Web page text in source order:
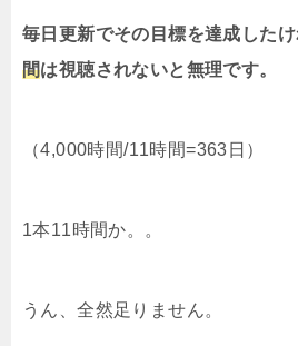
毎日更新でその目標を達成した
間は視聴されないと無理です。
（4,000時間/11時間=363日）
1本11時間か。。
うん、全然足りません。